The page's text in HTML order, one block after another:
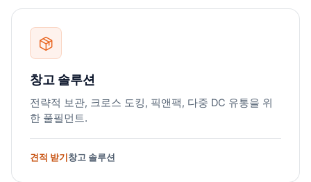
창고 솔루션
전략적 보관, 크로스 도킹, 픽앤팩, 다중 DC 유통을 위
한 풀필먼트.
견적 받기창고 솔루션